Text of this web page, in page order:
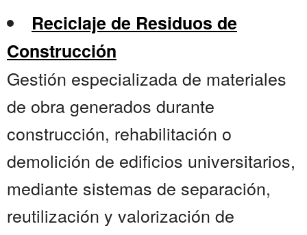
Reciclaje de Residuos de
Construcción
Gestión especializada de materiales
de obra generados durante
construcción, rehabilitación o
demolición de edificios universitarios,
mediante sistemas de separación,
reutilización y valorización de